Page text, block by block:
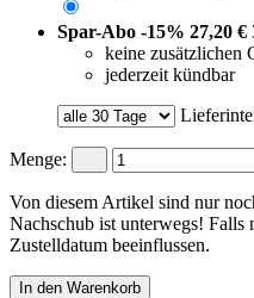
Spar-Abo -15% 27,20 €
keine zusätzlichen
jederzeit kündbar
Menge:
Von diesem Artikel sind nur
Nachschub ist unterwegs! Falls
Zustelldatum beeinflussen.
In den Warenkorb